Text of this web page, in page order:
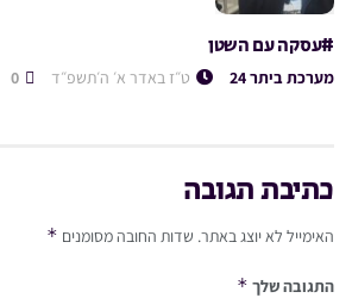
#עסקה עם השטן
מערכת ביתר 24 ט״ז באדר א׳ ה׳תשפ״ד
כתיבת תגובה
האימייל לא יוצג באתר. שדות החובה מסומנים *
התגובה שלך *